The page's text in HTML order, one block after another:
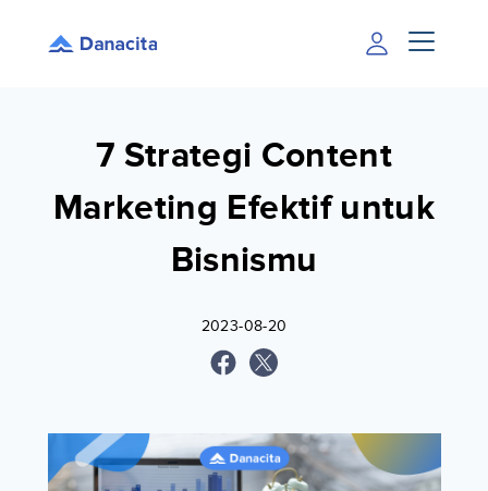
7 Strategi Content
Marketing Efektif untuk
Bisnismu
2023-08-20